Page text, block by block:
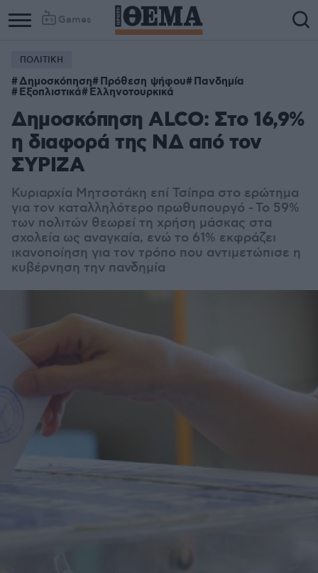
Games
ΠΟΛΙΤΙΚΗ
Δημοσκόπηση Πρόθεση ψήφου Πανδημία
Εξοπλιστικά Ελληνοτουρκικά
Δημοσκόπηση ALCO: Στο 16,9%
η διαφορά της ΝΔ από τον
ΣΥΡΙΖΑ
Κυριαρχία Μητσοτάκη επί Τσίπρα στο ερώτημα
για τον καταλληλότερο πρωθυπουργό - Το 59%
των πολιτών θεωρεί τη χρήση μάσκας στα
σχολεία ως αναγκαία, ενώ το 61% εκφράζει
ικανοποίηση για τον τρόπο που αντιμετώπισε η
κυβέρνηση την πανδημία